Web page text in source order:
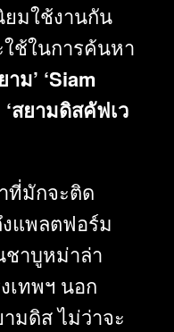
มใช้งานกัน
ช้ในการค้นหา
ม’ ‘Siam
‘สยามดิสคัฟเว
ที่มักจะติด
แพลตฟอร์ม
ชาบูหม่าล่า
เทพฯ นอก
มดิส ไม่ว่าจะ